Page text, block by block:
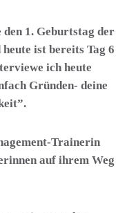
1. Geburtstag der
ist bereits Tag 6
ich heute
Gründen- deine
Trainerin
auf ihrem Weg